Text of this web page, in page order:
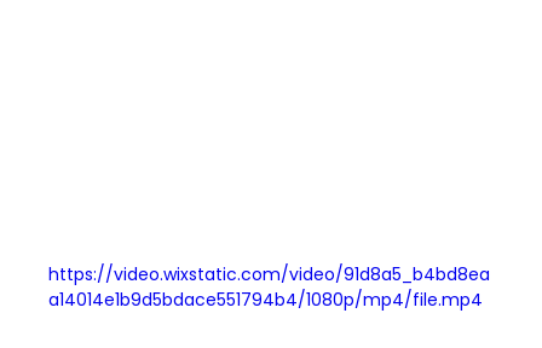
https://video.wixstatic.com/video/91d8a5_b4bd8ea
a14014e1b9d5bdace551794b4/1080p/mp4/file.mp4